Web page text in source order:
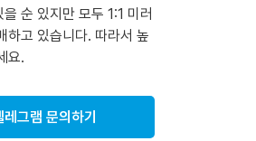
순 있지만 모두 1:1 미러
하고 있습니다. 따라서 높
요.
그램 문의하기